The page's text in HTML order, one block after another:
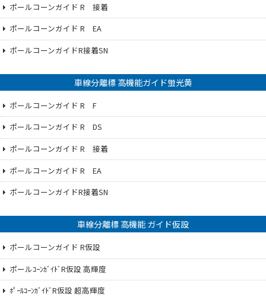
ポールコーンガイド R 接着
ポールコーンガイド R EA
ポールコーンガイドR接着SN
車線分離標 高機能ガイド蛍光黄
ポールコーンガイド R F
ポールコーンガイド R DS
ポールコーンガイド R 接着
ポールコーンガイド R EA
ポールコーンガイドR接着SN
車線分離標 高機能 ガイド仮設
ポールコーンガイド R仮設
ポールｺｰﾝｶﾞｲﾄﾞR仮設 高輝度
ﾎﾟｰﾙｺｰﾝｶﾞｲﾄﾞR仮設 超高輝度